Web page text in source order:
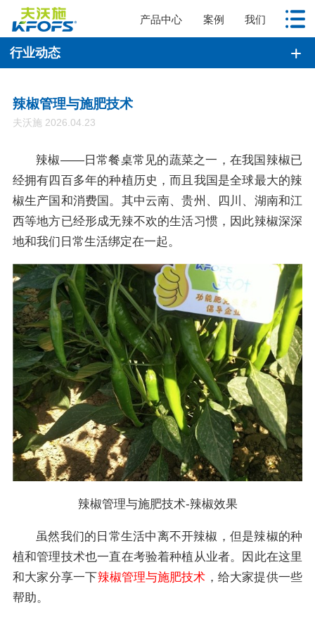
产品中心 案例 我们
行业动态
辣椒管理与施肥技术
夫沃施 2026.04.23
辣椒——日常餐桌常见的蔬菜之一，在我国辣椒已
经拥有四百多年的种植历史，而且我国是全球最大的辣
椒生产国和消费国。其中云南、贵州、四川、湖南和江
西等地方已经形成无辣不欢的生活习惯，因此辣椒深深
地和我们日常生活绑定在一起。
辣椒管理与施肥技术-辣椒效果
虽然我们的日常生活中离不开辣椒，但是辣椒的种
植和管理技术也一直在考验着种植从业者。因此在这里
和大家分享一下辣椒管理与施肥技术 ，给大家提供一些
帮助。